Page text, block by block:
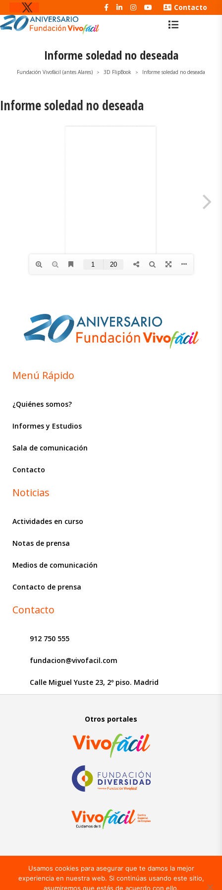
Contacto
Informe soledad no deseada
Fundación Vivofácil (antes Alares) > 3D FlipBook > Informe soledad no deseada
Informe soledad no deseada
Menú Rápido
¿Quiénes somos?
Informes y Estudios
Sala de comunicación
Contacto
Noticias
Actividades en curso
Notas de prensa
Medios de comunicación
Contacto de prensa
Contacto
912 750 555
fundacion@vivofacil.com
Calle Miguel Yuste 23, 2º piso. Madrid
Otros portales
Usamos cookies para asegurar que te damos la mejor
experiencia en nuestra web. Si continúas usando este sitio,
asumiremos que estás de acuerdo con ello.